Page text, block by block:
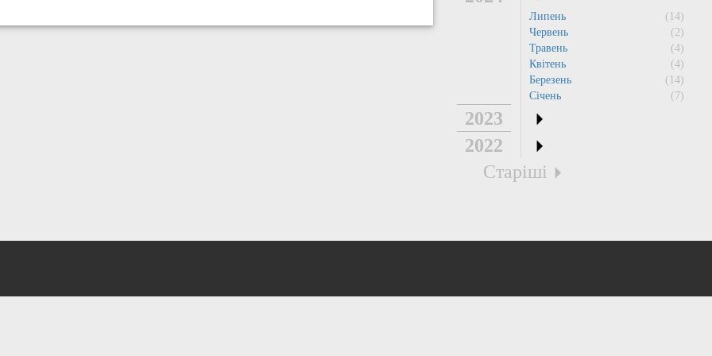
Липень
(14)
Червень
(2)
Травень
(4)
Квітень
(4)
Березень
(14)
Січень
(7)
2023
2022
Старіші